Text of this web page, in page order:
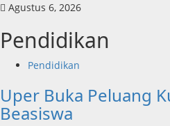
Agustus 6, 2026
Pendidikan
Pendidikan
Uper Buka Peluang
Beasiswa